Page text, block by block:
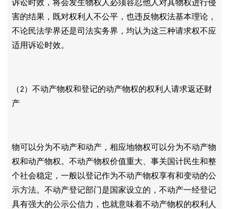
诉讼时效，将会发生物权人必须容忍他人对其物权进行侵
害的结果，既对权利人不公平，也违反物权法基本理论，
不论民法学界还是司法实务界，均认为这三种请求权不应
适用诉讼时效。
（2）不动产物权和登记的动产物权的权利人请求返还财
产
物可以分为不动产和动产，相应地物权可以分为不动产物
权和动产物权。不动产物权价值重大、事关国计民生和整
个社会稳定，一般以登记作为不动产物权享有和变动的公
示方法。不动产登记部门是国家设立的，不动产一经登记
具有强大的公示公信力，也就意味着不动产物权的权利人